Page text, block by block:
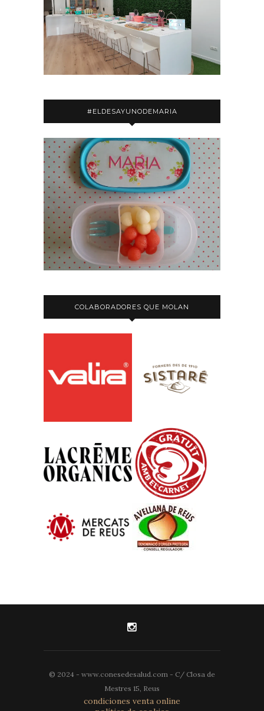
#ELDESAYUNODEMARIA
COLABORADORES QUE MOLAN
© 2024 - www.conesedesalud.com - C/ Closa de
Mestres 15, Reus
condiciones venta online